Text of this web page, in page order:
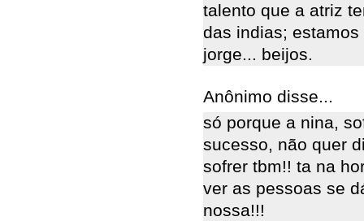
talento que a atriz
das indias;
jorge... beijos.
Anônimo disse...
só porque a nina,
sucesso, não quer
sofrer tbm!! ta na
ver as pessoas se
nossa!!!